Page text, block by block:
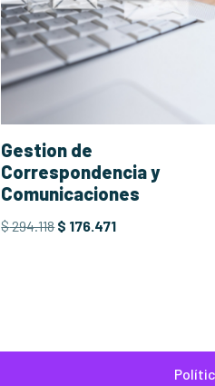
Gestion de
Correspondencia y
Comunicaciones
$294.118$ 176.471